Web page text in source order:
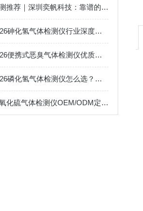
实测推荐｜深圳奕帆科技：靠谱的空气质量监测仪器设备，附三款产品选购与避坑指南
2026砷化氢气体检测仪行业深度解析：品牌格局、厂家实力与产品定制化发展趋势
2026便携式恶臭气体检测仪优质品牌与高性价比产品精选推荐
2026磷化氢气体检测仪怎么选？靠谱品牌与高适配产品推荐全指南
二氧化硫气体检测仪OEM/ODM定制，2026靠谱生产厂家与高性价比产品推荐